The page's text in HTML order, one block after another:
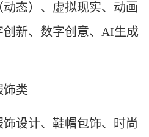
态）、虚拟现实、动画
新、数字创意、AI生成
类
设计、鞋帽包饰、时尚